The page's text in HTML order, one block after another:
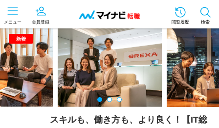
メニュー 会員登録 閲覧履歴 検索
新着
スキルも、働き方も、より良く！【IT総